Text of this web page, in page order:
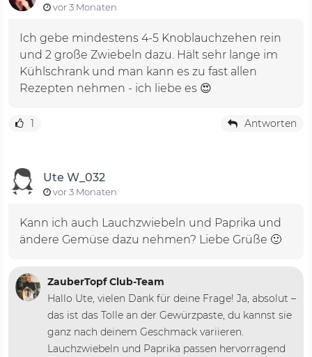
vor 3 Monaten
Ich gebe mindestens 4-5 Knoblauchzehen rein
und 2 große Zwiebeln dazu. Hält sehr lange im
Kühlschrank und man kann es zu fast allen
Rezepten nehmen - ich liebe es 😍
1 Antworten
Ute W_032
vor 3 Monaten
Kann ich auch Lauchzwiebeln und Paprika und
ändere Gemüse dazu nehmen? Liebe Grüße 🙂
ZauberTopf Club-Team
Hallo Ute, vielen Dank für deine Frage! Ja, absolut –
das ist das Tolle an der Gewürzpaste, du kannst sie
ganz nach deinem Geschmack variieren.
Lauchzwiebeln und Paprika passen hervorragend